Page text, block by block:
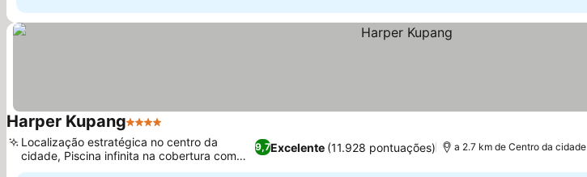
Harper Kupang4 Estrelas
9,7Excelente (11.928 pontuações)
Localização estratégica no centro da
cidade, Piscina infinita na cobertura com
vista para o pôr do sol
a 2.7 km de Centro da cidade